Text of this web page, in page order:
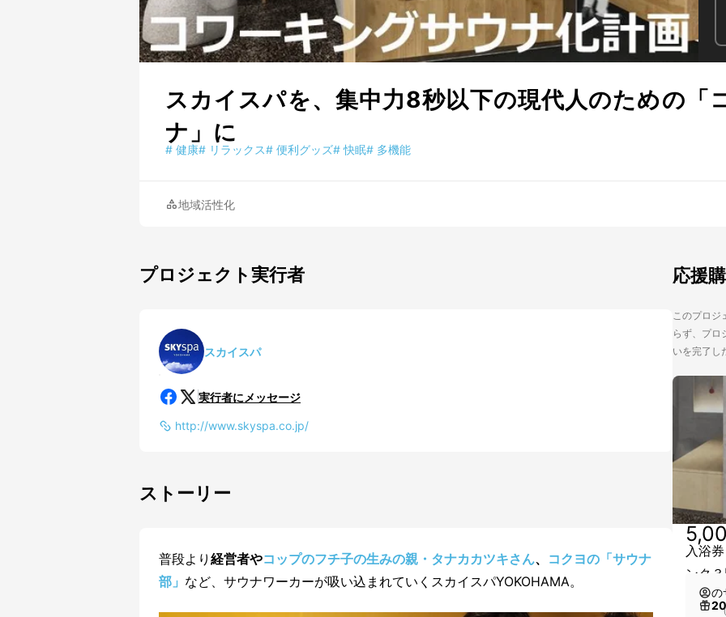
スカイスパを、集中力8秒以下の現代人のための「
ナ」に
# 健康# リラックス# 便利グッズ# 快眠# 多機能
地域活性化
プロジェクト実行者
スカイスパ
実行者にメッセージ
http://www.skyspa.co.jp/
ストーリー
普段より 経営者やコップのフチ子の生みの親・タナカカツキさん、 コクヨの「サウナ
部」 など、サウナワーカーが吸い込まれていくスカイスパYOKOHAMA。
応援
このプロジ
らず、プロ
いを完了し
入浴
ンク
の